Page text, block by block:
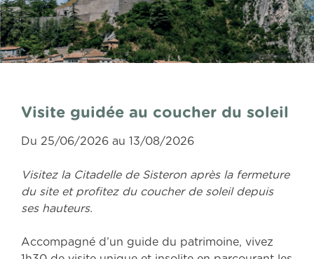
Visite guidée au coucher du soleil
Du 25/06/2026 au 13/08/2026
Visitez la Citadelle de Sisteron après la fermeture
du site et profitez du coucher de soleil depuis
ses hauteurs.
Accompagné d’un guide du patrimoine, vivez